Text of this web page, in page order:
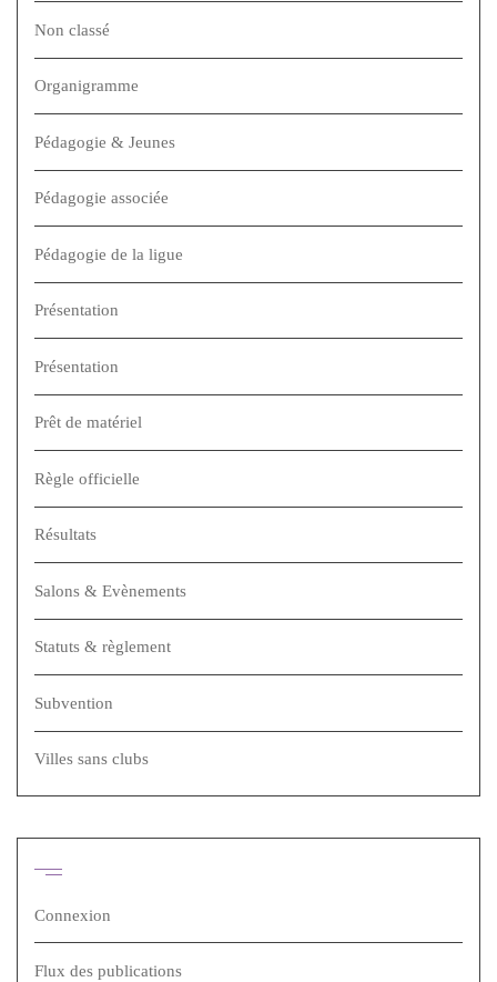
Non classé
Organigramme
Pédagogie & Jeunes
Pédagogie associée
Pédagogie de la ligue
Présentation
Présentation
Prêt de matériel
Règle officielle
Résultats
Salons & Evènements
Statuts & règlement
Subvention
Villes sans clubs
Connexion
Flux des publications